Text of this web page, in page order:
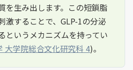
を生み出します。この短鎖脂
激することで、GLP-1の分泌
というメカニズムを持ってい
大学院総合文化研究科 4)。